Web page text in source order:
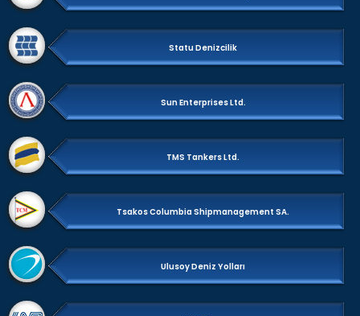
Statu Denizcilik
Sun Enterprises Ltd.
TMS Tankers Ltd.
Tsakos Columbia Shipmanagement SA.
Ulusoy Deniz Yolları